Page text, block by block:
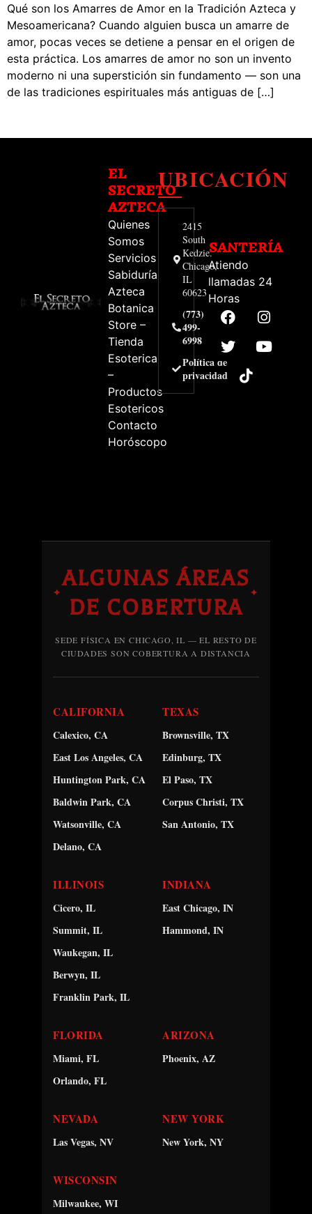
Qué son los Amarres de Amor en la Tradición Azteca y
Mesoamericana? Cuando alguien busca un amarre de
amor, pocas veces se detiene a pensar en el origen de
esta práctica. Los amarres de amor no son un invento
moderno ni una superstición sin fundamento — son una
de las tradiciones espirituales más antiguas de […]
EL
SECRETO
AZTECA
Quienes
Somos
Servicios
Sabiduría
Azteca
Botanica
Store –
Tienda
Esoterica
–
Productos
Esotericos
Contacto
Horóscopo
UBICACIÓN
2415
South
Kedzie.
Chicago,
IL
60623
(773)
499-
6998
Política de
privacidad
SANTERÍA
Atiendo
llamadas 24
Horas
✦
ALGUNAS ÁREAS
DE COBERTURA
✦
SEDE FÍSICA EN CHICAGO, IL — EL RESTO DE
CIUDADES SON COBERTURA A DISTANCIA
CALIFORNIA
Calexico, CA
East Los Angeles, CA
Huntington Park, CA
Baldwin Park, CA
Watsonville, CA
Delano, CA
TEXAS
Brownsville, TX
Edinburg, TX
El Paso, TX
Corpus Christi, TX
San Antonio, TX
ILLINOIS
Cicero, IL
Summit, IL
Waukegan, IL
Berwyn, IL
Franklin Park, IL
INDIANA
East Chicago, IN
Hammond, IN
FLORIDA
Miami, FL
Orlando, FL
ARIZONA
Phoenix, AZ
NEVADA
Las Vegas, NV
NEW YORK
New York, NY
WISCONSIN
Milwaukee, WI